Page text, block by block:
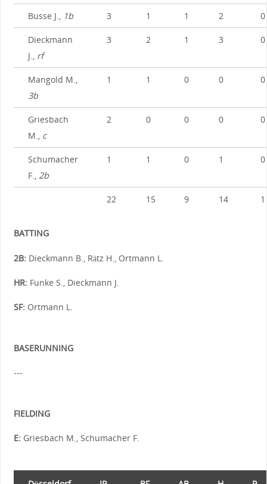
Busse J., 1b 3 1 1 2 0
Dieckmann
J., rf
3 2 1 3 0
Mangold M.,
3b
1 1 0 0 0
Griesbach
M., c
2 0 0 0 0
Schumacher
F., 2b
1 1 0 1 0
22 15 9 14 1
BATTING
2B:Dieckmann B., Rätz H., Ortmann L.
HR:Funke S., Dieckmann J.
SF:Ortmann L.
BASERUNNING
---
FIELDING
E:Griesbach M., Schumacher F.